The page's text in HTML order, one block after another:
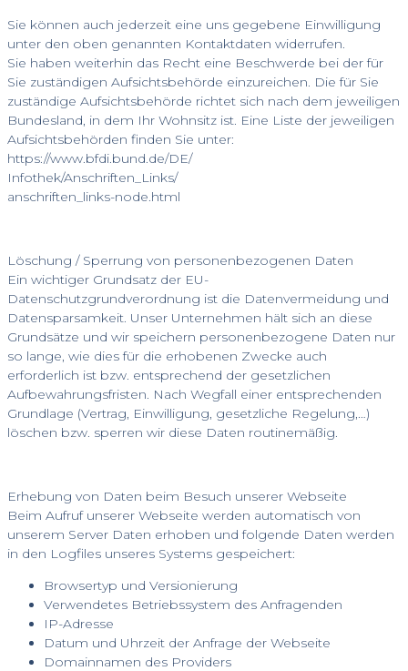
Sie können auch jederzeit eine uns gegebene Einwilligung
unter den oben genannten Kontaktdaten widerrufen.
Sie haben weiterhin das Recht eine Beschwerde bei der für
Sie zuständigen Aufsichtsbehörde einzureichen. Die für Sie
zuständige Aufsichtsbehörde richtet sich nach dem jeweiligen
Bundesland, in dem Ihr Wohnsitz ist. Eine Liste der jeweiligen
Aufsichtsbehörden finden Sie unter:
https://www.bfdi.bund.de/DE/
Infothek/Anschriften_Links/
anschriften_links-node.html
Löschung / Sperrung von personenbezogenen Daten
Ein wichtiger Grundsatz der EU-
Datenschutzgrundverordnung ist die Datenvermeidung und
Datensparsamkeit. Unser Unternehmen hält sich an diese
Grundsätze und wir speichern personenbezogene Daten nur
so lange, wie dies für die erhobenen Zwecke auch
erforderlich ist bzw. entsprechend der gesetzlichen
Aufbewahrungsfristen. Nach Wegfall einer entsprechenden
Grundlage (Vertrag, Einwilligung, gesetzliche Regelung,…)
löschen bzw. sperren wir diese Daten routinemäßig.
Erhebung von Daten beim Besuch unserer Webseite
Beim Aufruf unserer Webseite werden automatisch von
unserem Server Daten erhoben und folgende Daten werden
in den Logfiles unseres Systems gespeichert:
Browsertyp und Versionierung
Verwendetes Betriebssystem des Anfragenden
IP-Adresse
Datum und Uhrzeit der Anfrage der Webseite
Domainnamen des Providers